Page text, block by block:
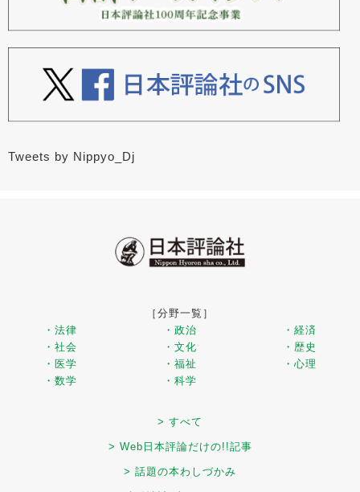
Tweets by Nippyo_Dj
［分野一覧］
・法律
・政治
・経済
・社会
・文化
・歴史
・医学
・福祉
・心理
・数学
・科学
> すべて
> Web日本評論だけの!!記事
> 話題の本わしづかみ